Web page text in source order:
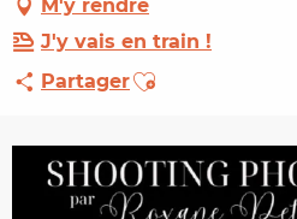
M'y rendre
J'y vais en train !
PartagerAjouter aux favoris